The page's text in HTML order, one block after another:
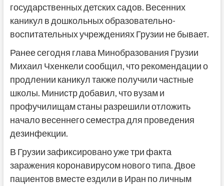
государственных детских садов. Весенних
каникул в дошкольных образовательно-
воспитательных учреждениях Грузии не бывает.
Ранее сегодня глава Минобразования Грузии
Михаил Чхенкели сообщил, что рекомендации о
продлении каникул также получили частные
школы. Министр добавил, что вузам и
профучилищам станы разрешили отложить
начало весеннего семестра для проведения
дезинфекции.
В Грузии зафиксировано уже три факта
заражения коронавирусом нового типа. Двое
пациентов вместе ездили в Иран по личным